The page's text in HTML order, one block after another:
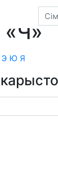
«Ч»
Э Ю Я